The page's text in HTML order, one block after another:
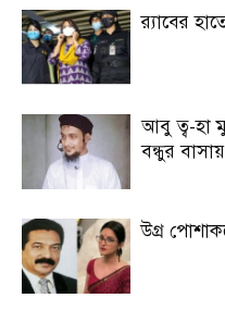
র‍্যাবের
আবু ত্ব-হা
বন্ধুর
উগ্র